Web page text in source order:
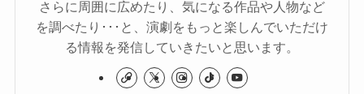
さらに周囲に広めたり、気になる作品や人物など
を調べたり･･･と、演劇をもっと楽しんでいただけ
る情報を発信していきたいと思います。